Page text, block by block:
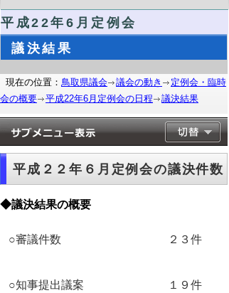
平成22年6月定例会
議決結果
現在の位置： 鳥取県議会 議会の動き
定例会・臨時
会の概要
平成22年6月定例会の日程 議決結果
平成２２年６月定例会の議決件数
◆議決結果の概要
○審議件数 ２３件
○知事提出議案 １９件